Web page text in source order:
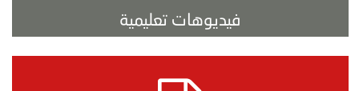
فيديوهات تعليمية